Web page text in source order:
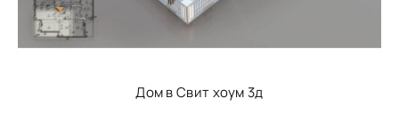
Дом в Свит хоум 3д